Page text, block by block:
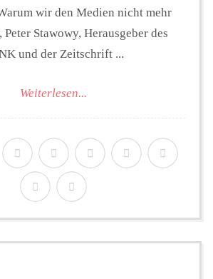
wir den Medien nicht mehr
Stawowy, Herausgeber des
und der Zeitschrift ...
Weiterlesen...